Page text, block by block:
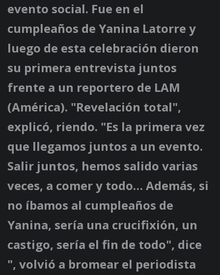
evento social. Fue en el
cumpleaños de Yanina Latorre y
luego de esta celebración dieron
su primera entrevista juntos
frente a un reportero de LAM
(América). "Revelación total",
explicó, riendo. "Es la primera vez
que llegamos juntos a un evento.
Salir juntos, hemos salido varias
veces, a comer y todo… Además, si
no íbamos al cumpleaños de
Yanina, sería una crucifixión, un
castigo, sería el fin de todo", dice
", volvió a bromear el periodista